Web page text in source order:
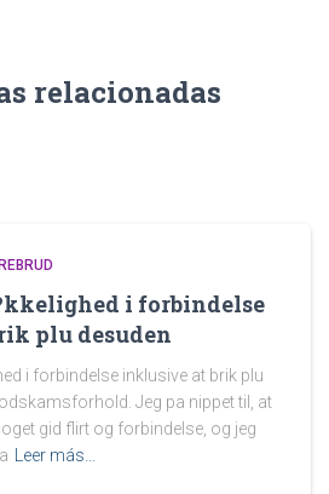
relacionadas
i forbindelse
plu desuden
i forbindelse inklusive at brik plu
Jeg pa nippet til, at
gid flirt og forbindelse, og jeg
Leer más…